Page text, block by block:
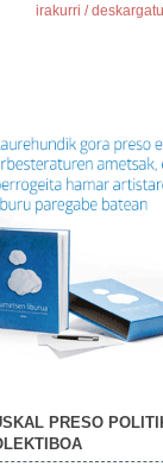
irakurri / deskargatu
PRESO